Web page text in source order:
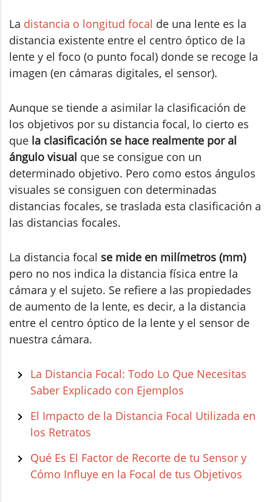
La distancia o longitud focal de una lente es la
distancia existente entre el centro óptico de la
lente y el foco (o punto focal) donde se recoge la
imagen (en cámaras digitales, el sensor).
Aunque se tiende a asimilar la clasificación de
los objetivos por su distancia focal, lo cierto es
que la clasificación se hace realmente por al
ángulo visual que se consigue con un
determinado objetivo. Pero como estos ángulos
visuales se consiguen con determinadas
distancias focales, se traslada esta clasificación a
las distancias focales.
La distancia focal se mide en milímetros (mm)
pero no nos indica la distancia física entre la
cámara y el sujeto. Se refiere a las propiedades
de aumento de la lente, es decir, a la distancia
entre el centro óptico de la lente y el sensor de
nuestra cámara.
La Distancia Focal: Todo Lo Que Necesitas
Saber Explicado con Ejemplos
El Impacto de la Distancia Focal Utilizada en
los Retratos
Qué Es El Factor de Recorte de tu Sensor y
Cómo Influye en la Focal de tus Objetivos